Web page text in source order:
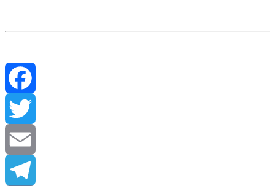
Facebook
Twitter
Email